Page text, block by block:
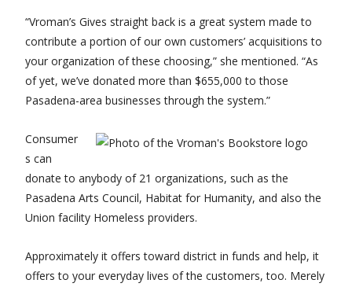
“Vroman’s Gives straight back is a great system made to
contribute a portion of our own customers’ acquisitions to
your organization of these choosing,” she mentioned. “As
of yet, we’ve donated more than $655,000 to those
Pasadena-area businesses through the system.”
Consumer
s can
donate to anybody of 21 organizations, such as the
Pasadena Arts Council, Habitat for Humanity, and also the
Union facility Homeless providers.
Approximately it offers toward district in funds and help, it
offers to your everyday lives of the customers, too. Merely